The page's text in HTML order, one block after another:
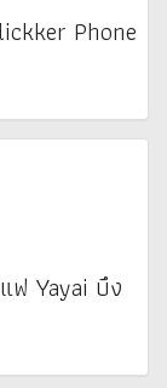
Phone
ฟ Yayai บึง